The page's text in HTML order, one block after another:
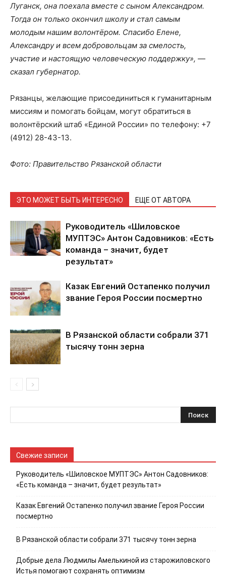
Луганск, она поехала вместе с сыном Александром.
Тогда он только окончил школу и стал самым
молодым нашим волонтёром. Спасибо Елене,
Александру и всем добровольцам за смелость,
участие и настоящую человеческую поддержку», —
сказал губернатор.
Рязанцы, желающие присоединиться к гуманитарным
миссиям и помогать бойцам, могут обратиться в
волонтёрский штаб «Единой России» по телефону: +7
(4912) 28-43-13.
Фото: Правительство Рязанской области
ЭТО МОЖЕТ БЫТЬ ИНТЕРЕСНО ЕЩЕ ОТ АВТОРА
Руководитель «Шиловское
МУПТЭС» Антон Садовников: «Есть
команда – значит, будет
результат»
Казак Евгений Остапенко получил
звание Героя России посмертно
В Рязанской области собрали 371
тысячу тонн зерна
Свежие записи
Руководитель «Шиловское МУПТЭС» Антон Садовников:
«Есть команда – значит, будет результат»
Казак Евгений Остапенко получил звание Героя России
посмертно
В Рязанской области собрали 371 тысячу тонн зерна
Добрые дела Людмилы Амелькиной из старожиловского
Истья помогают сохранять оптимизм